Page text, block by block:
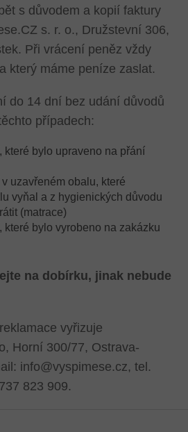
s důvodem a kopií faktury
s. r. o., Družstevní 306,
Při vrácení peněz vždy
který máme peníze zaslat.
do 14 dní bez udání důvodů
případech:
které bylo upraveno na přání
uzavřeném obalu, které
vyňal a z hygienických důvodu
(matrace)
které bylo vyrobeno na zakázku
na dobírku, jinak nebude
vyřizuje
Horní 300/77, Ostrava-
info@vyspimese.cz, tel.
823 909.